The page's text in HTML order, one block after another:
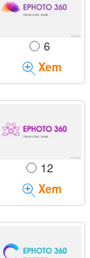
6
Xem
12
Xem